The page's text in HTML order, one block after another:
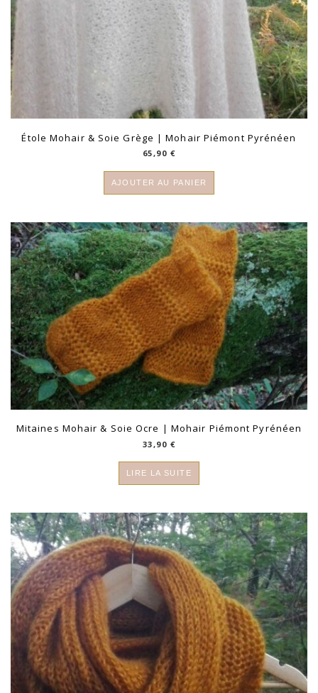
Étole Mohair & Soie Grège | Mohair Piémont Pyrénéen
65,90 €
AJOUTER AU PANIER
Mitaines Mohair & Soie Ocre | Mohair Piémont Pyrénéen
33,90 €
LIRE LA SUITE